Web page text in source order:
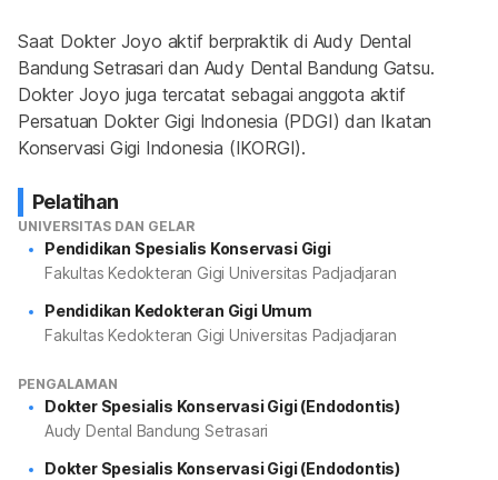
Saat Dokter Joyo aktif berpraktik di Audy Dental
Bandung Setrasari dan Audy Dental Bandung Gatsu.
Dokter Joyo juga tercatat sebagai anggota aktif
Persatuan Dokter Gigi Indonesia (PDGI) dan Ikatan
Konservasi Gigi Indonesia (IKORGI).
Pelatihan
UNIVERSITAS DAN GELAR
Pendidikan Spesialis Konservasi Gigi
Fakultas Kedokteran Gigi Universitas Padjadjaran
Pendidikan Kedokteran Gigi Umum
Fakultas Kedokteran Gigi Universitas Padjadjaran
PENGALAMAN
Dokter Spesialis Konservasi Gigi (Endodontis)
Audy Dental Bandung Setrasari
Dokter Spesialis Konservasi Gigi (Endodontis)